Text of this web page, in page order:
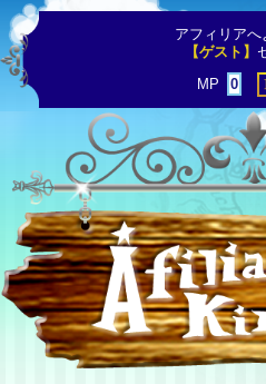
アフィリアへ
【ゲスト】
MP
0